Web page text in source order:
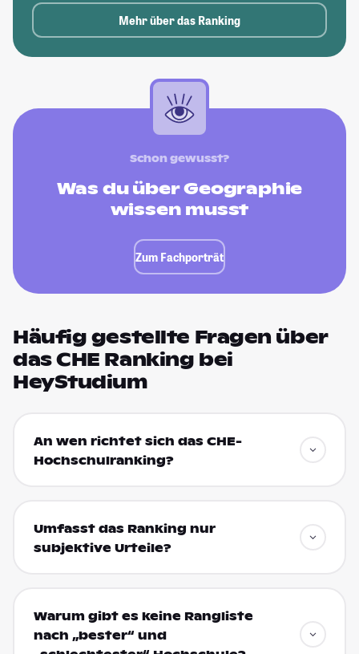
Mehr über das Ranking
Schon gewusst?
Was du über Geographie
wissen musst
Zum Fachporträt
Häufig gestellte Fragen über
das CHE Ranking bei
HeyStudium
An wen richtet sich das CHE-
Hochschulranking?
Umfasst das Ranking nur
subjektive Urteile?
Warum gibt es keine Rangliste
nach „bester“ und